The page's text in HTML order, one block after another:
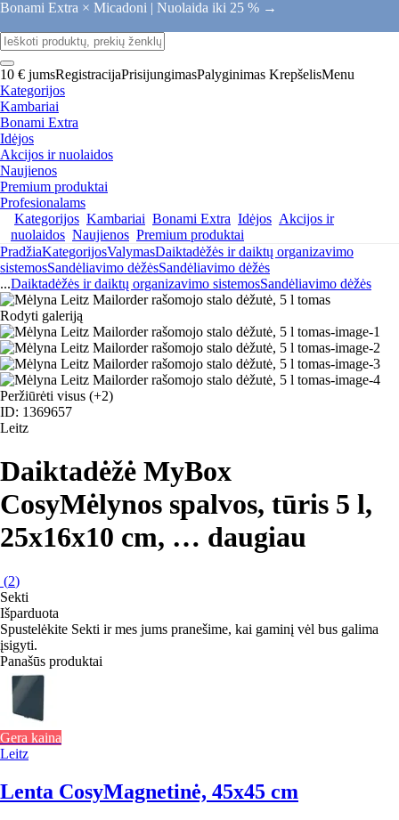
Bonami Extra × Micadoni | Nuolaida iki 25 % →
10 € jumsRegistracijaPrisijungimasPalyginimas KrepšelisMenu
Kategorijos
Kambariai
Bonami Extra
Idėjos
Akcijos ir nuolaidos
Naujienos
Premium produktai
Profesionalams
Kategorijos Kambariai Bonami Extra Idėjos Akcijos ir
nuolaidos Naujienos Premium produktai
PradžiaKategorijosValymasDaiktadėžės ir daiktų organizavimo
sistemosSandėliavimo dėžėsSandėliavimo dėžės
...Daiktadėžės ir daiktų organizavimo sistemosSandėliavimo dėžės
Rodyti galeriją
Peržiūrėti visus (+2)
ID: 1369657
Leitz
Daiktadėžė MyBox
CosyMėlynos spalvos, tūris 5 l,
25x16x10 cm, … daugiau
(2)
Sekti
Išparduota
Spustelėkite Sekti ir mes jums pranešime, kai gaminį vėl bus galima
įsigyti.
Panašūs produktai
Gera kaina
Leitz
Lenta CosyMagnetinė, 45x45 cm